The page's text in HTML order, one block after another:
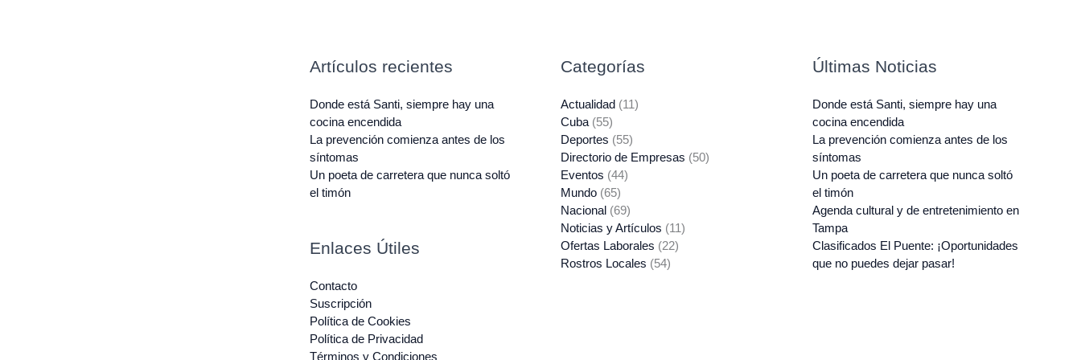
Artículos recientes
Donde está Santi, siempre hay una
cocina encendida
La prevención comienza antes de los
síntomas
Un poeta de carretera que nunca soltó
el timón
Enlaces Útiles
Contacto
Suscripción
Política de Cookies
Política de Privacidad
Términos y Condiciones
Categorías
Actualidad (11)
Cuba (55)
Deportes (55)
Directorio de Empresas (50)
Eventos (44)
Mundo (65)
Nacional (69)
Noticias y Artículos (11)
Ofertas Laborales (22)
Rostros Locales (54)
Últimas Noticias
Donde está Santi, siempre hay una
cocina encendida
La prevención comienza antes de los
síntomas
Un poeta de carretera que nunca soltó
el timón
Agenda cultural y de entretenimiento en
Tampa
Clasificados El Puente: ¡Oportunidades
que no puedes dejar pasar!